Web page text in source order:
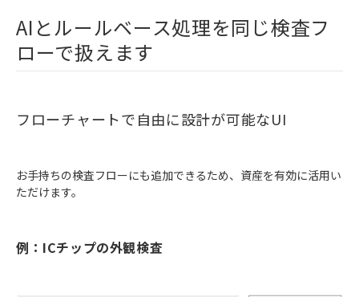
AIとルールベース処理を同じ検査フ
ローで扱えます
フローチャートで自由に設計が可能なUI
お手持ちの検査フローにも追加できるため、資産を有効に活用い
ただけます。
例：ICチップの外観検査